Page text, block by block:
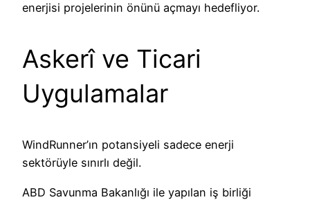
enerjisi projelerinin önünü açmayı hedefliyor.
Askerî ve Ticari
Uygulamalar
WindRunner’ın potansiyeli sadece enerji
sektörüyle sınırlı değil.
ABD Savunma Bakanlığı ile yapılan iş birliği